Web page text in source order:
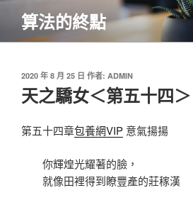
主
算法的終點
發
佈
於
2020 年 8 月 25 日 作者: ADMIN
天之驕女＜第五十四＞
第五十四章包養網VIP 意氣揚揚
你輝煌光耀著的臉，
就像田裡得到瞭豐產的莊稼漢